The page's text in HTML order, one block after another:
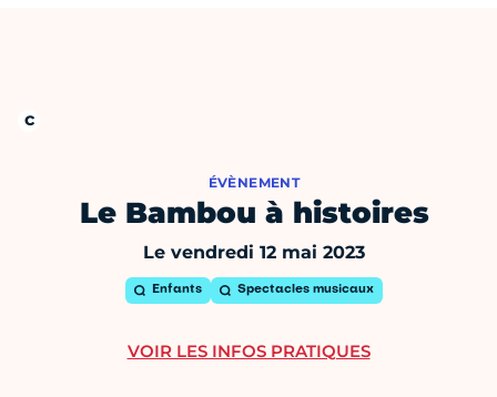
ÉVÈNEMENT
Le Bambou à histoires
Le vendredi 12 mai 2023
Enfants Spectacles musicaux
VOIR LES INFOS PRATIQUES